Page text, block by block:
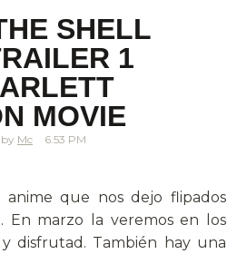
SHELL
1
MOVIE
Mc 6.53 PM
anime que nos dejo flipados
En marzo la veremos en los
disfrutad. También hay una